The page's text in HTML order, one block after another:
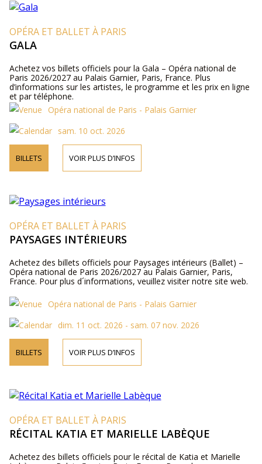
OPÉRA ET BALLET À PARIS
GALA
Achetez vos billets officiels pour la Gala – Opéra national de
Paris 2026/2027 au Palais Garnier, Paris, France. Plus
d’informations sur les artistes, le programme et les prix en ligne
et par téléphone.
Opéra national de Paris - Palais Garnier
sam. 10 oct. 2026
BILLETS VOIR PLUS D’INFOS
OPÉRA ET BALLET À PARIS
PAYSAGES INTÉRIEURS
Achetez des billets officiels pour Paysages intérieurs (Ballet) –
Opéra national de Paris 2026/2027 au Palais Garnier, Paris,
France. Pour plus d´informations, veuillez visiter notre site web.
Opéra national de Paris - Palais Garnier
dim. 11 oct. 2026 - sam. 07 nov. 2026
BILLETS VOIR PLUS D’INFOS
OPÉRA ET BALLET À PARIS
RÉCITAL KATIA ET MARIELLE LABÈQUE
Achetez des billets officiels pour le récital de Katia et Marielle